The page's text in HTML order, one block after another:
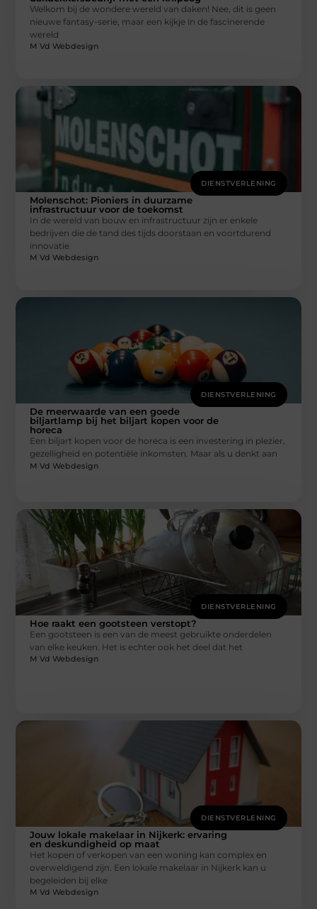
Welkom bij de wondere wereld van daken! Nee, dit is geen
nieuwe fantasy-serie, maar een kijkje in de fascinerende
wereld
M Vd Webdesign
DIENSTVERLENING
Molenschot: Pioniers in duurzame
infrastructuur voor de toekomst
In de wereld van bouw en infrastructuur zijn er enkele
bedrijven die de tand des tijds doorstaan en voortdurend
innovatie
M Vd Webdesign
DIENSTVERLENING
De meerwaarde van een goede
biljartlamp bij het biljart kopen voor de
horeca
Een biljart kopen voor de horeca is een investering in plezier,
gezelligheid en potentiële inkomsten. Maar als u denkt aan
M Vd Webdesign
DIENSTVERLENING
Hoe raakt een gootsteen verstopt?
Een gootsteen is een van de meest gebruikte onderdelen
van elke keuken. Het is echter ook het deel dat het
M Vd Webdesign
DIENSTVERLENING
Jouw lokale makelaar in Nijkerk: ervaring
en deskundigheid op maat
Het kopen of verkopen van een woning kan complex en
overweldigend zijn. Een lokale makelaar in Nijkerk kan u
begeleiden bij elke
M Vd Webdesign